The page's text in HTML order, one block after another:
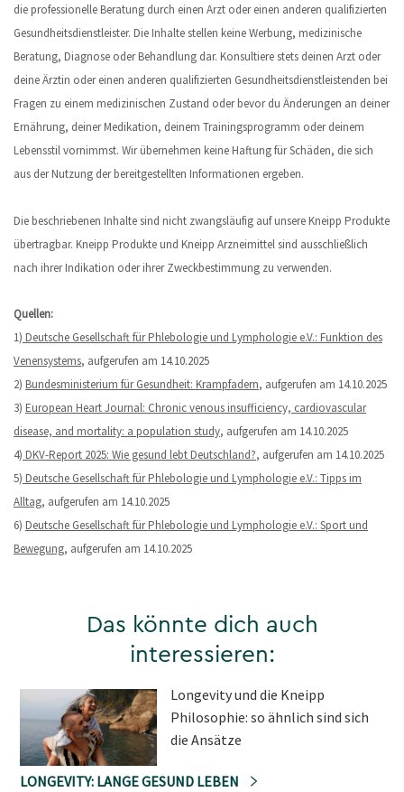
die professionelle Beratung durch einen Arzt oder einen anderen qualifizierten
Gesundheitsdienstleister. Die Inhalte stellen keine Werbung, medizinische
Beratung, Diagnose oder Behandlung dar. Konsultiere stets deinen Arzt oder
deine Ärztin oder einen anderen qualifizierten Gesundheitsdienstleistenden bei
Fragen zu einem medizinischen Zustand oder bevor du Änderungen an deiner
Ernährung, deiner Medikation, deinem Trainingsprogramm oder deinem
Lebensstil vornimmst. Wir übernehmen keine Haftung für Schäden, die sich
aus der Nutzung der bereitgestellten Informationen ergeben.
Die beschriebenen Inhalte sind nicht zwangsläufig auf unsere Kneipp Produkte
übertragbar. Kneipp Produkte und Kneipp Arzneimittel sind ausschließlich
nach ihrer Indikation oder ihrer Zweckbestimmung zu verwenden.
Quellen:
1) Deutsche Gesellschaft für Phlebologie und Lymphologie e.V.: Funktion des
Venensystems, aufgerufen am 14.10.2025
2) Bundesministerium für Gesundheit: Krampfadern, aufgerufen am 14.10.2025
3) European Heart Journal: Chronic venous insufficiency, cardiovascular
disease, and mortality: a population study, aufgerufen am 14.10.2025
4) DKV-Report 2025: Wie gesund lebt Deutschland?, aufgerufen am 14.10.2025
5) Deutsche Gesellschaft für Phlebologie und Lymphologie e.V.: Tipps im
Alltag, aufgerufen am 14.10.2025
6) Deutsche Gesellschaft für Phlebologie und Lymphologie e.V.: Sport und
Bewegung, aufgerufen am 14.10.2025
Das könnte dich auch
interessieren:
Longevity und die Kneipp
Philosophie: so ähnlich sind sich
die Ansätze
LONGEVITY: LANGE GESUND LEBEN